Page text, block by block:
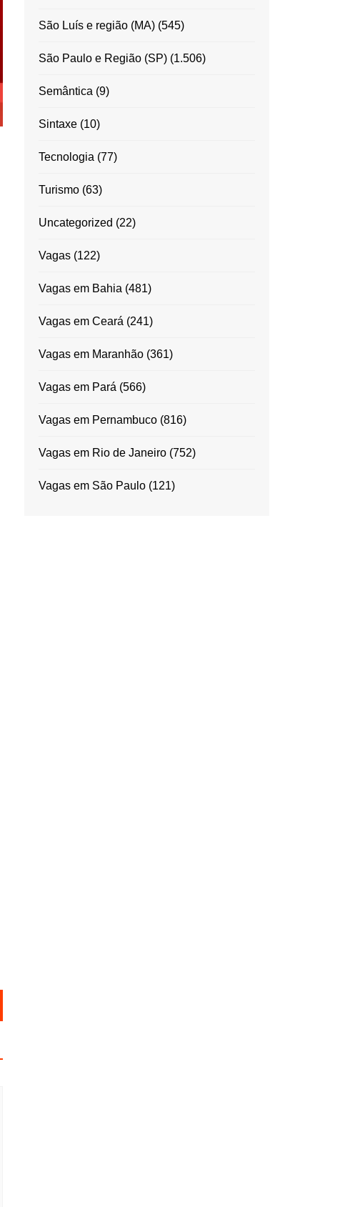
São Luís e região (MA)(545)
São Paulo e Região (SP)(1.506)
Semântica (9)
Sintaxe(10)
Tecnologia (77)
Turismo(63)
Uncategorized (22)
Vagas(122)
Vagas em Bahia (481)
Vagas em Ceará (241)
Vagas em Maranhão(361)
Vagas em Pará (566)
Vagas em Pernambuco(816)
Vagas em Rio de Janeiro(752)
Vagas em São Paulo(121)